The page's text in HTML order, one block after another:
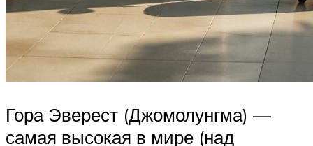
Гора Эверест (Джомолунгма) —
самая высокая в мире (над